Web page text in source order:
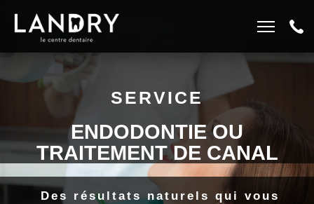
EMPLOIS ET CARRIÈRES
SERVICE
ENDODONTIE OU
TRAITEMENT DE CANAL
Des résultats naturels qui vous